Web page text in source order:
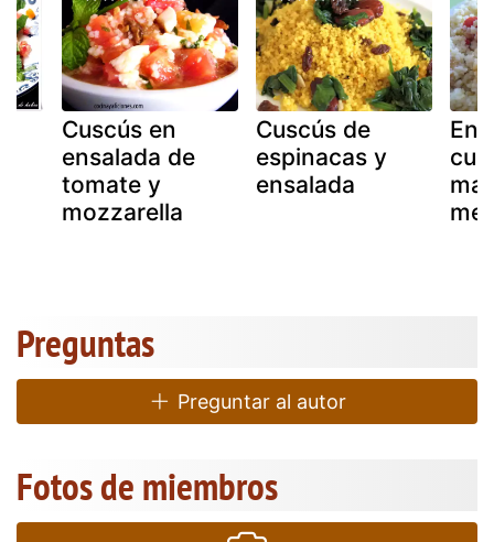
Cuscús en
ensalada de
tomate y
mozzarella
Cuscús de
espinacas y
ensalada
Preguntas
Preguntar al autor
Fotos de miembros